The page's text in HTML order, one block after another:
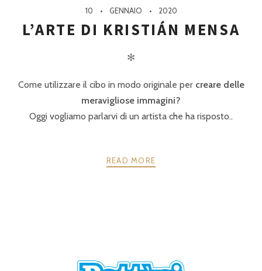
10 GENNAIO 2020
L’ARTE DI KRISTIÁN MENSA
✻
Come utilizzare il cibo in modo originale per creare delle
meravigliose immagini?
Oggi vogliamo parlarvi di un artista che ha risposto..
READ MORE